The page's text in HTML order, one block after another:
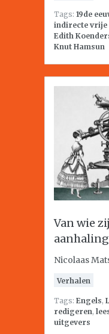
Tags: 19de
indirecte vrije
Edith
Knut Hamsun
Van wie
Nicolaas
Verhalen
Tags: Engels,
redigeren,
uitgevers